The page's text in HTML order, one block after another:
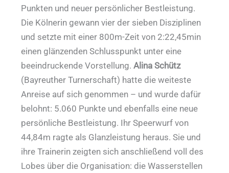
Punkten und neuer persönlicher Bestleistung.
Die Kölnerin gewann vier der sieben Disziplinen
und setzte mit einer 800m-Zeit von 2:22,45min
einen glänzenden Schlusspunkt unter eine
beeindruckende Vorstellung.Alina Schütz
(Bayreuther Turnerschaft) hatte die weiteste
Anreise auf sich genommen – und wurde dafür
belohnt: 5.060 Punkte und ebenfalls eine neue
persönliche Bestleistung. Ihr Speerwurf von
44,84m ragte als Glanzleistung heraus. Sie und
ihre Trainerin zeigten sich anschließend voll des
Lobes über die Organisation: die Wasserstellen